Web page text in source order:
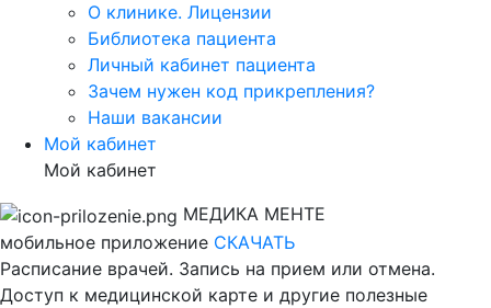
О клинике. Лицензии
Библиотека пациента
Личный кабинет пациента
Зачем нужен код прикрепления?
Наши вакансии
Мой кабинет
Мой кабинет
МЕДИКА МЕНТЕ
мобильное приложение СКАЧАТЬ
Расписание врачей. Запись на прием или отмена.
Доступ к медицинской карте и другие полезные